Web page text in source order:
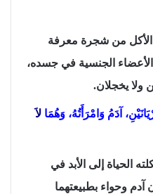
الأكل من شجرة معرفة
الأعضاء الجنسية في جسده،
ولا يخجلان.
آدَمُ وَامْرَأَتُهُ، وَهُمَا لاَ
الحياة إلى الأبد في
وحواء بطبيعتهما